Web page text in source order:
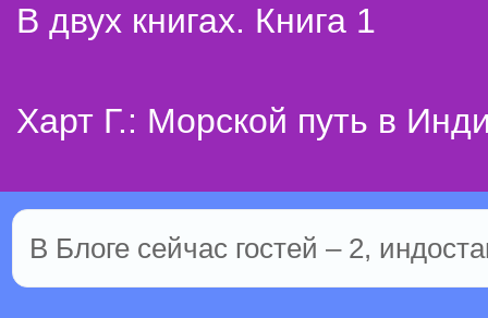
В двух книгах. Книга 1
Харт Г.: Морской путь в
В Блоге сейчас гостей – 2,